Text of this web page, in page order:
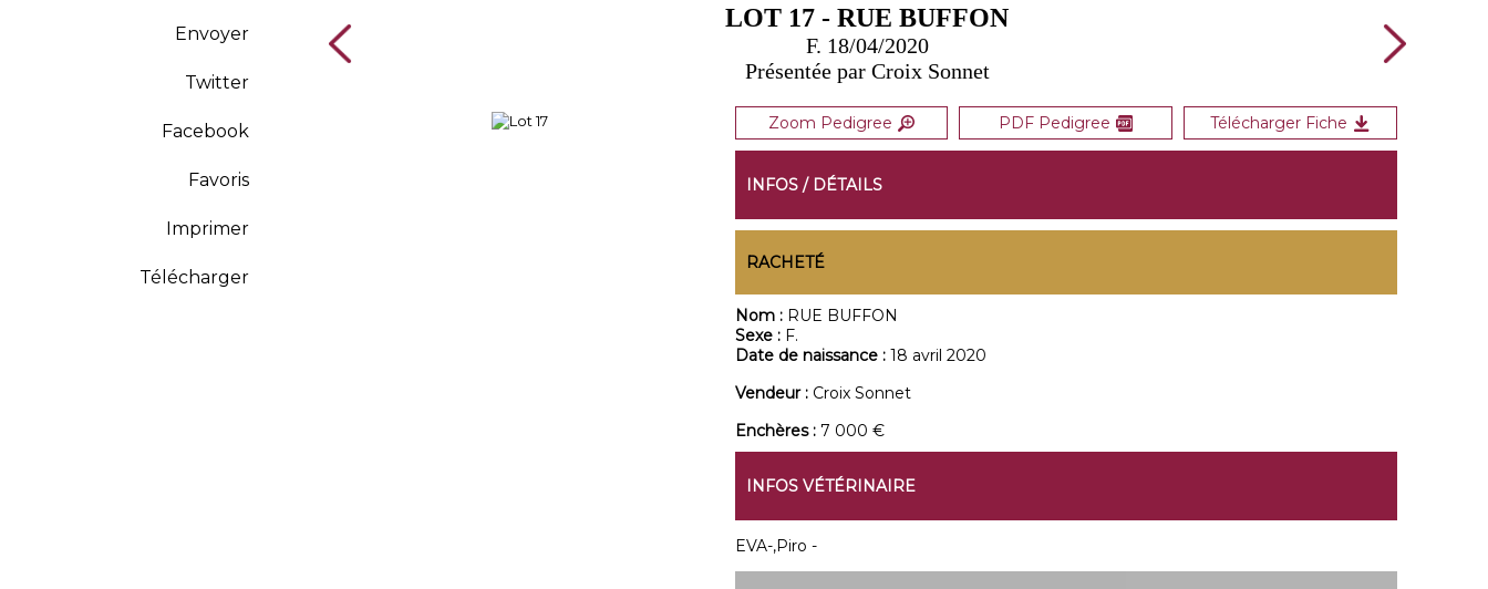
Envoyer
Twitter
Facebook
Favoris
Imprimer
Télécharger
LOT 17 - RUE BUFFON
F. 18/04/2020
Présentée par Croix Sonnet
Zoom Pedigree PDF Pedigree Télécharger Fiche
INFOS / DÉTAILS
RACHETÉ
Nom : RUE BUFFON
Sexe : F.
Date de naissance : 18 avril 2020
Vendeur : Croix Sonnet
Enchères : 7 000 €
INFOS VÉTÉRINAIRE
EVA-,Piro -